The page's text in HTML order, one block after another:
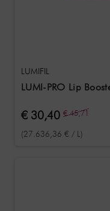
LUMIFIL
LUMI-PRO Lip
€ 30,40 € 45,71
(27.636,36 € / L)